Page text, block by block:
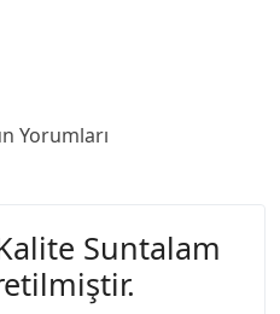
Yorumları
Suntalam